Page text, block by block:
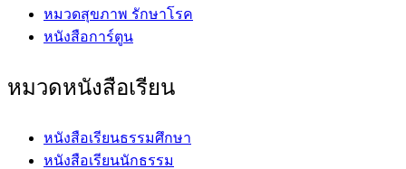
หมวดสุขภาพ รักษาโรค
หนังสือการ์ตูน
หมวดหนังสือเรียน
หนังสือเรียนธรรมศึกษา
หนังสือเรียนนักธรรม